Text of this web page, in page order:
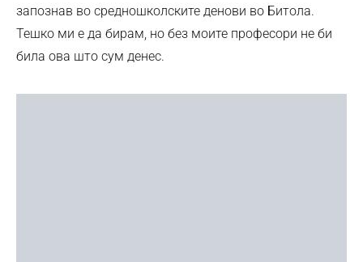
запознав во средношколските денови во Битола.
Тешко ми е да бирам, но без моите професори не би
била ова што сум денес.